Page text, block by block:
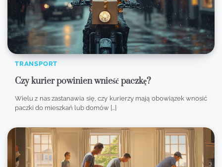
TRANSPORT
Czy kurier powinien wnieść paczkę?
Wielu z nas zastanawia się, czy kurierzy mają obowiązek wnosić
paczki do mieszkań lub domów […]